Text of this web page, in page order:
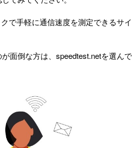
で手軽に通信速度を測定できるサイ
面倒な方は、speedtest.netを選んで